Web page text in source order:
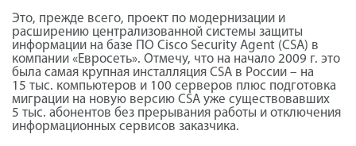
Это, прежде всего, проект по модернизации и
расширению централизованной системы защиты
информации на базе ПО Cisco Security Agent (CSA) в
компании «Евросеть». Отмечу, что на начало 2009 г. это
была самая крупная инсталляция CSA в России – на
15 тыс. компьютеров и 100 серверов плюс подготовка
миграции на новую версию CSA уже существовавших
5 тыс. абонентов без прерывания работы и отключения
информационных сервисов заказчика.